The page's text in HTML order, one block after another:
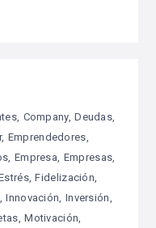
Company Deudas
Emprendedores
Empresa Empresas
Fidelización
Innovación Inversión
Motivación